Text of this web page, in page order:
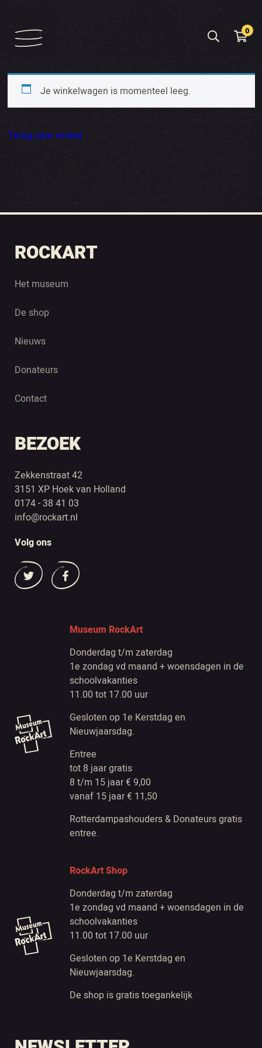
0
Je winkelwagen is momenteel leeg.
Terug naar winkel
ROCKART
Het museum
De shop
Nieuws
Donateurs
Contact
BEZOEK
Zekkenstraat 42
3151 XP Hoek van Holland
0174 - 38 41 03
info@rockart.nl
Volg ons
Museum RockArt
Donderdag t/m zaterdag
1e zondag vd maand + woensdagen in de
schoolvakanties
11.00 tot 17.00 uur
Gesloten op 1e Kerstdag en
Nieuwjaarsdag.
Entree
tot 8 jaar gratis
8 t/m 15 jaar € 9,00
vanaf 15 jaar € 11,50
Rotterdampashouders & Donateurs gratis
entree.
RockArt Shop
Donderdag t/m zaterdag
1e zondag vd maand + woensdagen in de
schoolvakanties
11.00 tot 17.00 uur
Gesloten op 1e Kerstdag en
Nieuwjaarsdag.
De shop is gratis toegankelijk